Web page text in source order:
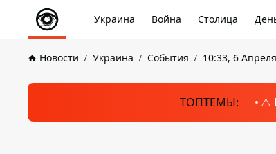
Украина Война Столица
Новости Украина События 10:33, 6
ТОПТЕМЫ: ⚠️